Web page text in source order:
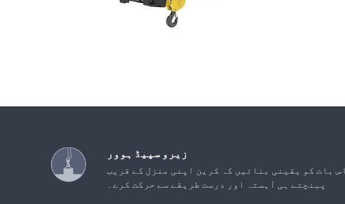
زیرو سپیڈ ہوور
اس بات کو یقینی بنائیں کہ کرین اپنی منزل کے قریب
پہنچتے ہی آہستہ اور درست طریقے سے حرکت کرے۔